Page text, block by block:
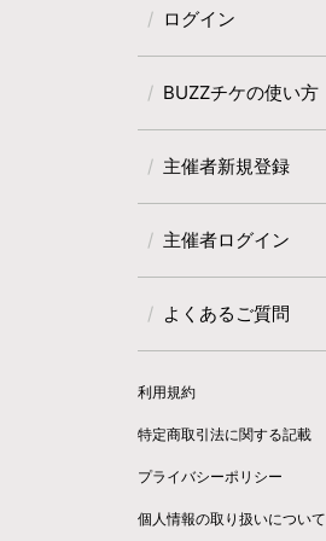
ログイン
BUZZチケの使い方
主催者新規登録
主催者ログイン
よくあるご質問
利用規約
特定商取引法に関する記載
プライバシーポリシー
個人情報の取り扱いについて